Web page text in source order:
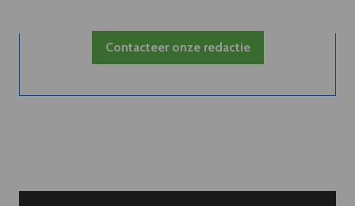
Contacteer onze redactie